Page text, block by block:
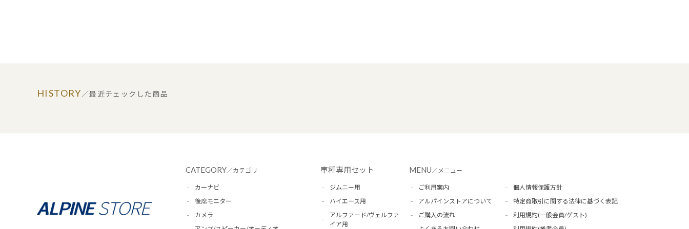
HISTORY／最近チェックした商品
CATEGORY／カテゴリ
カーナビ
後席モニター
カメラ
車種専用セット
ジムニー用
ハイエース用
アルファード/ヴェルファ
イア用
MENU／メニュー
ご利用案内
アルパインストアについて
ご購入の流れ
個人情報保護方針
特定商取引に関する法律に基づく表記
利用規約(一般会員/ゲスト)